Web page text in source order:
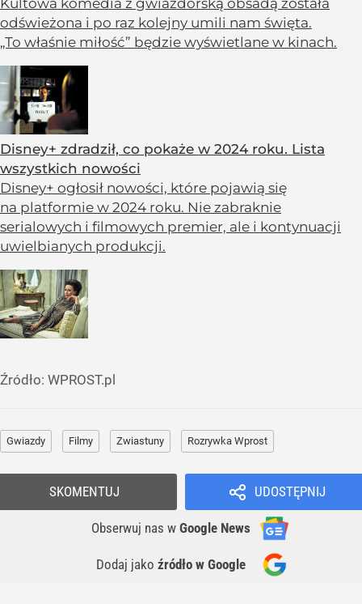
Kultowa komedia z gwiazdorską obsadą została
odświeżona i po raz kolejny umili nam święta.
„To właśnie miłość” będzie wyświetlane w kinach.
Disney+ zdradził, co pokaże w 2024 roku. Lista
wszystkich nowości
Disney+ ogłosił nowości, które pojawią się
na platformie w 2024 roku. Nie zabraknie
serialowych i filmowych premier, ale i kontynuacji
uwielbianych produkcji.
Źródło: WPROST.pl
Gwiazdy Filmy Zwiastuny Rozrywka Wprost
UDOSTĘPNIJ
Obserwuj nas w Google News
Dodaj jako źródło w Google
SKOMENTUJ